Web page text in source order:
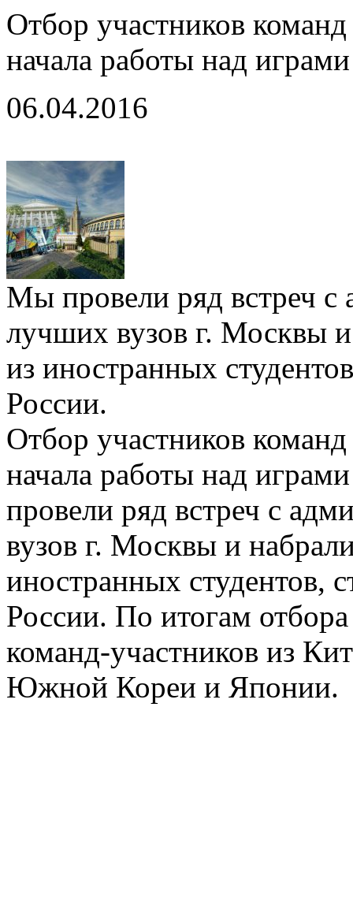
Отбор участников
начала работы над
06.04.2016
Мы провели ряд встреч
лучших вузов г. Москвы
из иностранных
России.
Отбор участников
начала работы над
провели ряд встреч с
вузов г. Москвы и
иностранных студентов,
России. По итогам
команд-участников из
Южной Кореи и Японии.